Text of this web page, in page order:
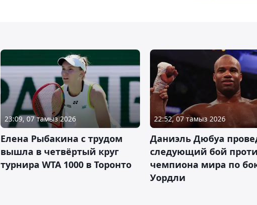
23:09, 07 тамыз 2026
Елена Рыбакина с трудом
вышла в четвёртый круг
турнира WTA 1000 в Торонто
22:52, 07 тамыз 2026
Даниэль Дюбуа
следующий бой
чемпиона мира по
Уордли